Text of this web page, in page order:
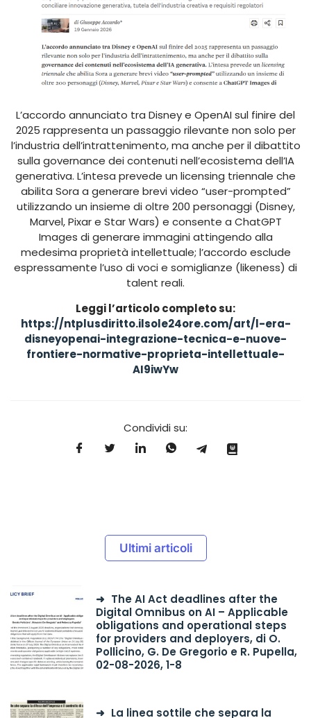
L’accordo annunciato tra Disney e OpenAI sul finire del
2025 rappresenta un passaggio rilevante non solo per
l’industria dell’intrattenimento, ma anche per il dibattito
sulla governance dei contenuti nell’ecosistema dell’IA
generativa. L’intesa prevede un licensing triennale che
abilita Sora a generare brevi video “user-prompted”
utilizzando un insieme di oltre 200 personaggi (Disney,
Marvel, Pixar e Star Wars) e consente a ChatGPT
Images di generare immagini attingendo alla
medesima proprietà intellettuale; l’accordo esclude
espressamente l’uso di voci e somiglianze (likeness) di
talent reali.
Leggi l’articolo completo su:
https://ntplusdiritto.ilsole24ore.com/art/l-era-
disneyopenai-integrazione-tecnica-e-nuove-
frontiere-normative-proprieta-intellettuale-
AI9iwYw
Condividi su:
Ultimi articoli
The AI Act deadlines after the
Digital Omnibus on AI – Applicable
obligations and operational steps
for providers and deployers, di O.
Pollicino, G. De Gregorio e R. Pupella,
02-08-2026, 1-8
La linea sottile che separa la